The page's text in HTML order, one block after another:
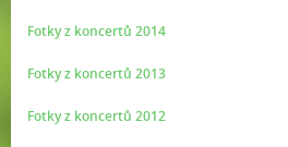
Fotky z koncertů 2014
Fotky z koncertů 2013
Fotky z koncertů 2012